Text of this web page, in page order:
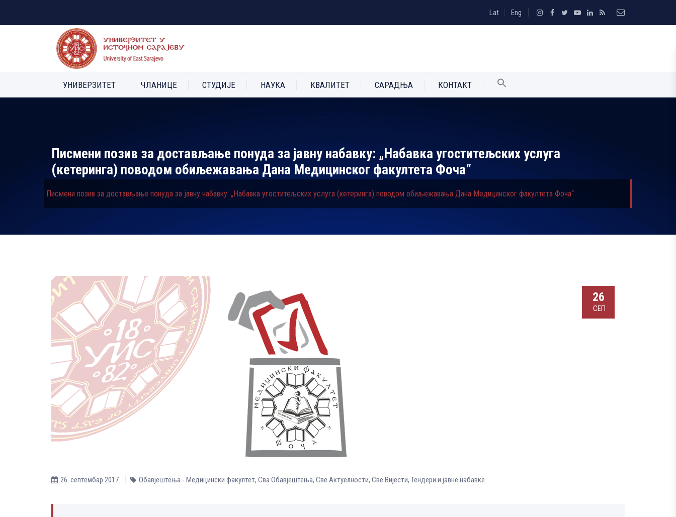
Lat Eng
УНИВЕРЗИТЕТ ЧЛАНИЦЕ СТУДИЈЕ НАУКА КВАЛИТЕТ САРАДЊА КОНТАКТ
Писмени позив за достављање понуда за јавну набавку: „Набавка угоститељских услуга
(кетеринга) поводом обиљежавања Дана Медицинског факултета Фоча“
Писмени позив за достављање понуда за јавну набавку: „Набавка угоститељских услуга (кетеринга) поводом обиљежавања Дана Медицинског факултета Фоча“
26
СЕП
26. септембар 2017. Обавјештења - Медицински факултет, Сва Обавјештења, Све Aктуелности, Све Вијести, Тендери и јавне набавке